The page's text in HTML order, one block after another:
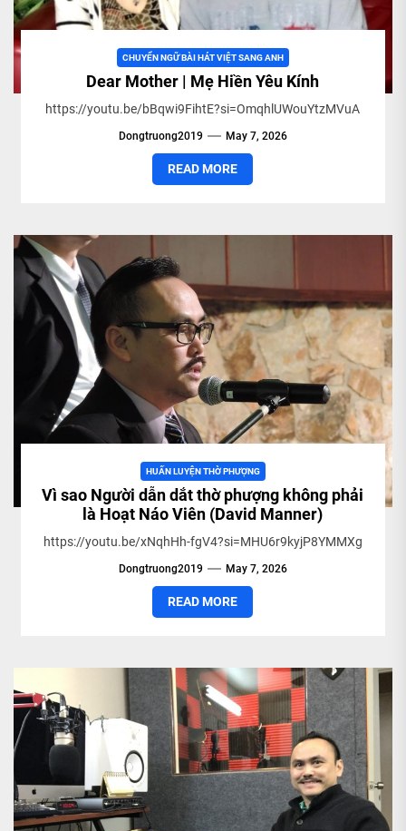
CHUYỂN NGỮ BÀI HÁT VIỆT SANG ANH
Dear Mother | Mẹ Hiền Yêu Kính
https://youtu.be/bBqwi9FihtE?si=OmqhlUWouYtzMVuA
Dongtruong2019 May 7, 2026
READ MORE
HUẤN LUYỆN THỜ PHƯỢNG
Vì sao Người dẫn dắt thờ phượng không phải
là Hoạt Náo Viên (David Manner)
https://youtu.be/xNqhHh-fgV4?si=MHU6r9kyjP8YMMXg
Dongtruong2019 May 7, 2026
READ MORE